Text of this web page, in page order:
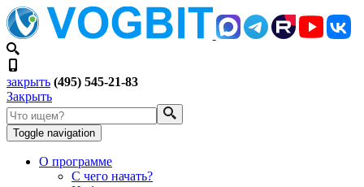
закрыть (495) 545-21-83
Закрыть
Toggle navigation
О программе
С чего начать?